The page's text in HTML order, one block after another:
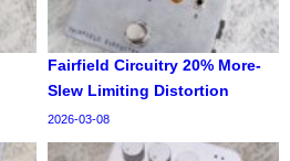
Fairfield Circuitry 20% More-
Slew Limiting Distortion
2026-03-08